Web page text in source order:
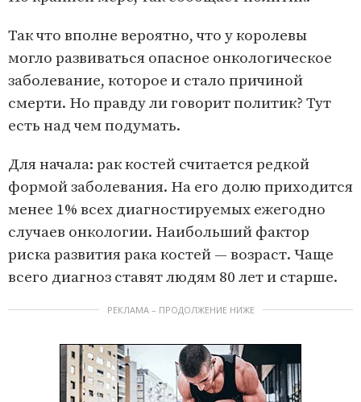
Так что вполне вероятно, что у королевы
могло развиваться опасное онкологическое
заболевание, которое и стало причиной
смерти. Но правду ли говорит политик? Тут
есть над чем подумать.
Для начала: рак костей считается редкой
формой заболевания. На его долю приходится
менее 1% всех диагностируемых ежегодно
случаев онкологии. Наибольший фактор
риска развития рака костей — возраст. Чаще
всего диагноз ставят людям 80 лет и старше.
РЕКЛАМА – ПРОДОЛЖЕНИЕ НИЖЕ